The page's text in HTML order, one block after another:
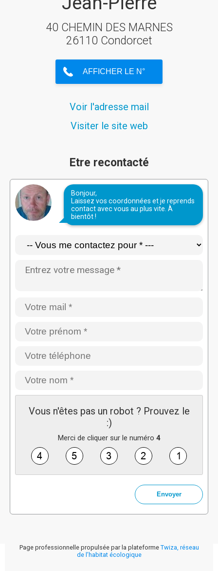
40 CHEMIN DES MARNES
26110 Condorcet
Voir l'adresse mail
Visiter le site web
Etre recontacté
Bonjour,
Laissez vos coordonnées et je reprends
contact avec vous au plus vite. À
bientôt !
Vous n'êtes pas un robot ? Prouvez le
:)
Merci de cliquer sur le numéro 4
Page professionnelle propulsée par la plateforme Twiza, réseau
de l’habitat écologique